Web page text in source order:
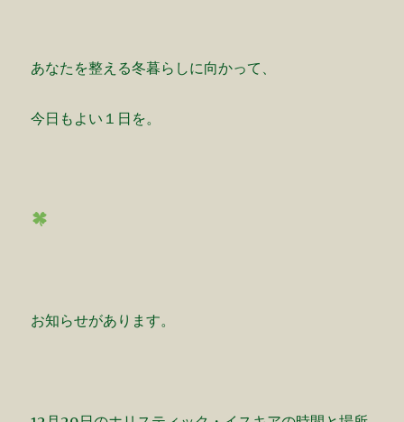
あなたを整える冬暮らしに向かって、
今日もよい１日を。
お知らせがあります。